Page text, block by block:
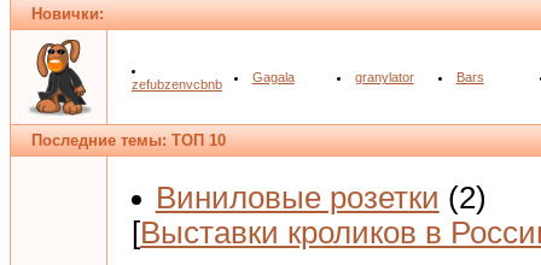
Новички:
zefubzenvcbnb Gagala granylator Bars
Последние темы: ТОП 10
Виниловые розетки (2)
[Выставки кроликов в